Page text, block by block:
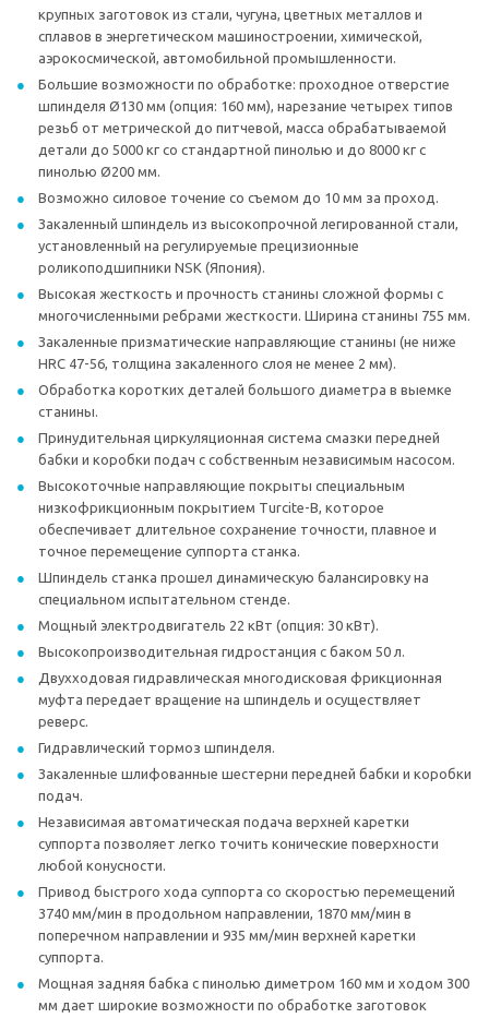
крупных заготовок из стали, чугуна, цветных металлов и
сплавов в энергетическом машиностроении, химической,
аэрокосмической, автомобильной промышленности.
Большие возможности по обработке: проходное отверстие
шпинделя Ø130 мм (опция: 160 мм), нарезание четырех типов
резьб от метрической до питчевой, масса обрабатываемой
детали до 5000 кг со стандартной пинолью и до 8000 кг с
пинолью Ø200 мм.
Возможно силовое точение со съемом до 10 мм за проход.
Закаленный шпиндель из высокопрочной легированной стали,
установленный на регулируемые прецизионные
роликоподшипники NSK (Япония).
Высокая жесткость и прочность станины сложной формы с
многочисленными ребрами жесткости. Ширина станины 755 мм.
Закаленные призматические направляющие станины (не ниже
HRC 47-56, толщина закаленного слоя не менее 2 мм).
Обработка коротких деталей большого диаметра в выемке
станины.
Принудительная циркуляционная система смазки передней
бабки и коробки подач с собственным независимым насосом.
Высокоточные направляющие покрыты специальным
низкофрикционным покрытием Turcite-B, которое
обеспечивает длительное сохранение точности, плавное и
точное перемещение суппорта станка.
Шпиндель станка прошел динамическую балансировку на
специальном испытательном стенде.
Мощный электродвигатель 22 кВт (опция: 30 кВт).
Высокопроизводительная гидростанция с баком 50 л.
Двухходовая гидравлическая многодисковая фрикционная
муфта передает вращение на шпиндель и осуществляет
реверс.
Гидравлический тормоз шпинделя.
Закаленные шлифованные шестерни передней бабки и коробки
подач.
Независимая автоматическая подача верхней каретки
суппорта позволяет легко точить конические поверхности
любой конусности.
Привод быстрого хода суппорта со скоростью перемещений
3740 мм/мин в продольном направлении, 1870 мм/мин в
поперечном направлении и 935 мм/мин верхней каретки
суппорта.
Мощная задняя бабка с пинолью диметром 160 мм и ходом 300
мм дает широкие возможности по обработке заготовок